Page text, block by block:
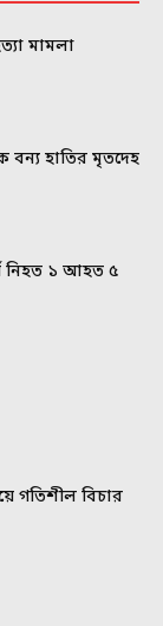
মামলা
বন্য হাতির মৃতদেহ
নিহত ১ আহত ৫
গতিশীল বিচার